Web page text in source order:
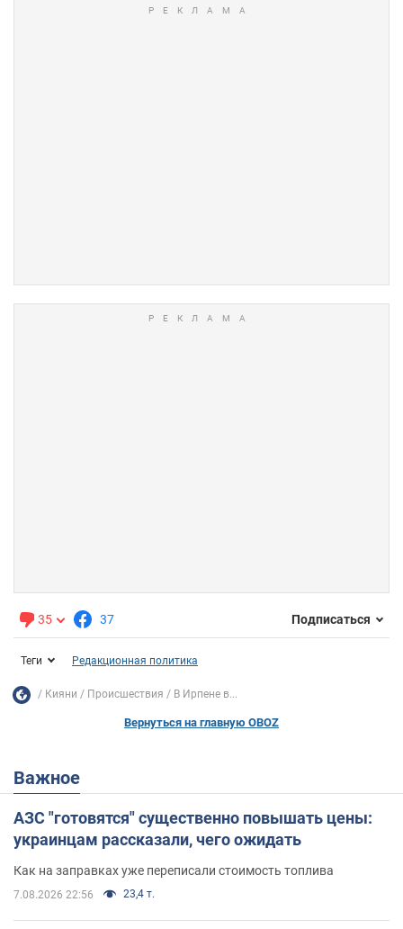
35 37 Подписаться
Теги Редакционная политика
Кияни Происшествия В Ирпене в...
Вернуться на главную OBOZ
Важное
АЗС "готовятся" существенно повышать цены:
украинцам рассказали, чего ожидать
Как на заправках уже переписали стоимость топлива
7.08.2026 22:56 23,4 т.